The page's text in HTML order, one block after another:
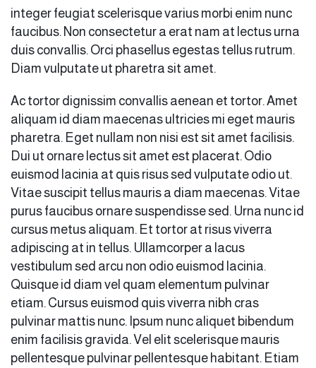
integer feugiat scelerisque varius morbi enim nunc
faucibus. Non consectetur a erat nam at lectus urna
duis convallis. Orci phasellus egestas tellus rutrum.
Diam vulputate ut pharetra sit amet.
Ac tortor dignissim convallis aenean et tortor. Amet
aliquam id diam maecenas ultricies mi eget mauris
pharetra. Eget nullam non nisi est sit amet facilisis.
Dui ut ornare lectus sit amet est placerat. Odio
euismod lacinia at quis risus sed vulputate odio ut.
Vitae suscipit tellus mauris a diam maecenas. Vitae
purus faucibus ornare suspendisse sed. Urna nunc id
cursus metus aliquam. Et tortor at risus viverra
adipiscing at in tellus. Ullamcorper a lacus
vestibulum sed arcu non odio euismod lacinia.
Quisque id diam vel quam elementum pulvinar
etiam. Cursus euismod quis viverra nibh cras
pulvinar mattis nunc. Ipsum nunc aliquet bibendum
enim facilisis gravida. Vel elit scelerisque mauris
pellentesque pulvinar pellentesque habitant. Etiam